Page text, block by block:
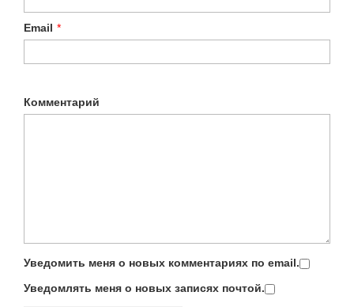
Email *
Комментарий
Уведомить меня о новых комментариях по email.
Уведомлять меня о новых записях почтой.